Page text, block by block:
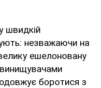
швидкій
незважаючи на
ешелоновану
боротися з